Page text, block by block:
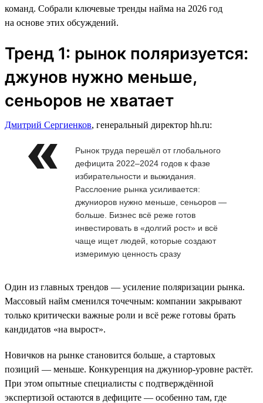
команд. Собрали ключевые тренды найма на 2026 год
на основе этих обсуждений.
Тренд 1: рынок поляризуется:
джунов нужно меньше,
сеньоров не хватает
Дмитрий Сергиенков, генеральный директор hh.ru:
Рынок труда перешёл от глобального
дефицита 2022–2024 годов к фазе
избирательности и выжидания.
Расслоение рынка усиливается:
джуниоров нужно меньше, сеньоров —
больше. Бизнес всё реже готов
инвестировать в «долгий рост» и всё
чаще ищет людей, которые создают
измеримую ценность сразу
Один из главных трендов — усиление поляризации рынка.
Массовый найм сменился точечным: компании закрывают
только критически важные роли и всё реже готовы брать
кандидатов «на вырост».
Новичков на рынке становится больше, а стартовых
позиций — меньше. Конкуренция на джуниор-уровне растёт.
При этом опытные специалисты с подтверждённой
экспертизой остаются в дефиците — особенно там, где